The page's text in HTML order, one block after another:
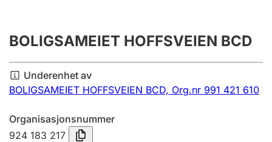
Årsregnskap
Innsending og forsinkelsesgebyr
Tinglysing
BOLIGSAMEIET HOFFSVEIEN BCD
Underenhet av
BOLIGSAMEIET HOFFSVEIEN BCD, Org.nr 991 421 610
Organisasjonsnummer
924 183 217